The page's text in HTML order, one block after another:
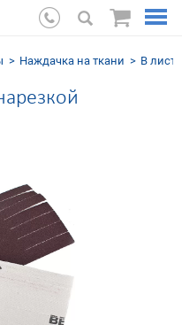
Наждачка на ткани В